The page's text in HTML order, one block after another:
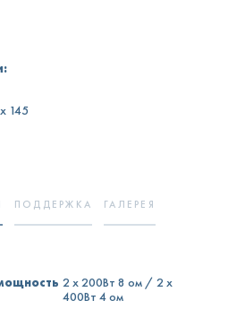
145
ПОДДЕРЖКА ГАЛЕРЕЯ
2 x 200Вт 8 ом / 2 x
400Вт 4 ом